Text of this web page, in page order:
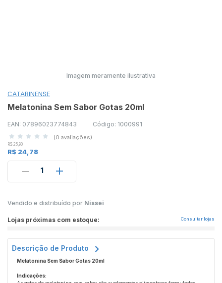
Imagem meramente ilustrativa
CATARINENSE
Melatonina Sem Sabor Gotas 20ml
EAN: 07896023774843 Código: 1000991
(0 avaliações)
R$ 25,90
R$ 24,78
1
Vendido e distribuído por Nissei
Lojas próximas com estoque: Consultar lojas
Descrição de Produto
Melatonina Sem Sabor Gotas 20ml
Indicações: